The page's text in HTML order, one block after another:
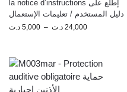
la notice d’instructions إطلع على
دليل المستخدم / تعليمات الإستعمال
5,000 د.ت – 24,000 د.ت